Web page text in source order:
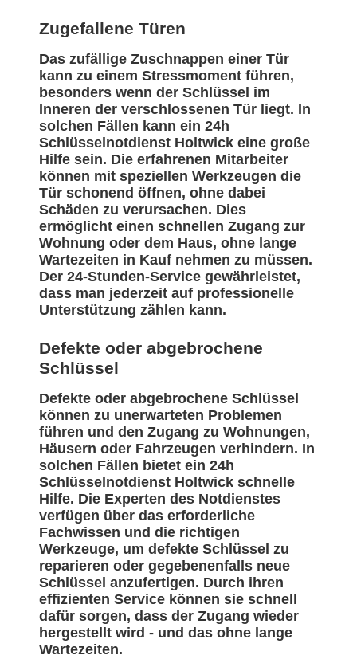
Zugefallene Türen
Das zufällige Zuschnappen einer Tür
kann zu einem Stressmoment führen,
besonders wenn der Schlüssel im
Inneren der verschlossenen Tür liegt. In
solchen Fällen kann ein 24h
Schlüsselnotdienst Holtwick eine große
Hilfe sein. Die erfahrenen Mitarbeiter
können mit speziellen Werkzeugen die
Tür schonend öffnen, ohne dabei
Schäden zu verursachen. Dies
ermöglicht einen schnellen Zugang zur
Wohnung oder dem Haus, ohne lange
Wartezeiten in Kauf nehmen zu müssen.
Der 24-Stunden-Service gewährleistet,
dass man jederzeit auf professionelle
Unterstützung zählen kann.
Defekte oder abgebrochene
Schlüssel
Defekte oder abgebrochene Schlüssel
können zu unerwarteten Problemen
führen und den Zugang zu Wohnungen,
Häusern oder Fahrzeugen verhindern. In
solchen Fällen bietet ein 24h
Schlüsselnotdienst Holtwick schnelle
Hilfe. Die Experten des Notdienstes
verfügen über das erforderliche
Fachwissen und die richtigen
Werkzeuge, um defekte Schlüssel zu
reparieren oder gegebenenfalls neue
Schlüssel anzufertigen. Durch ihren
effizienten Service können sie schnell
dafür sorgen, dass der Zugang wieder
hergestellt wird - und das ohne lange
Wartezeiten.